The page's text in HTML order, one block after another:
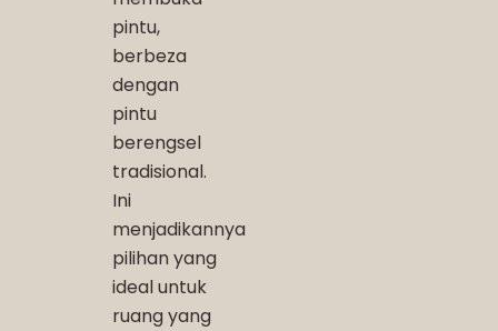
pintu,
berbeza
dengan
pintu
berengsel
tradisional.
Ini
menjadikannya
pilihan yang
ideal untuk
ruang yang